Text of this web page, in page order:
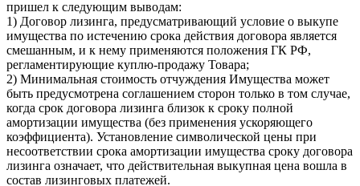
пришел к следующим выводам:
1) Договор лизинга, предусматривающий условие о выкупе
имущества по истечению срока действия договора является
смешанным, и к нему применяются положения ГК РФ,
регламентирующие куплю-продажу Товара;
2) Минимальная стоимость отчуждения Имущества может
быть предусмотрена соглашением сторон только в том случае,
когда срок договора лизинга близок к сроку полной
амортизации имущества (без применения ускоряющего
коэффициента). Установление символической цены при
несоответствии срока амортизации имущества сроку договора
лизинга означает, что действительная выкупная цена вошла в
состав лизинговых платежей.